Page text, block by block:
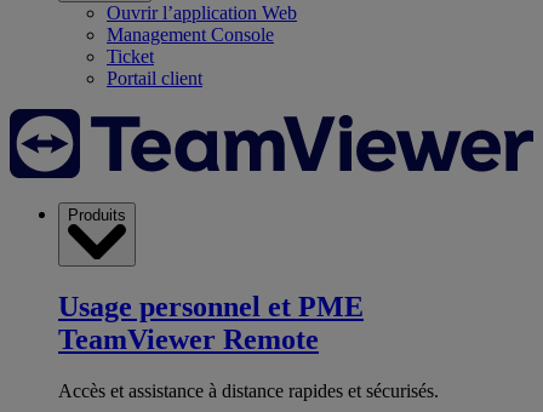
Ouvrir l’application Web
Management Console
Ticket
Portail client
Produits
Usage personnel et PME
TeamViewer Remote
Accès et assistance à distance rapides et sécurisés.